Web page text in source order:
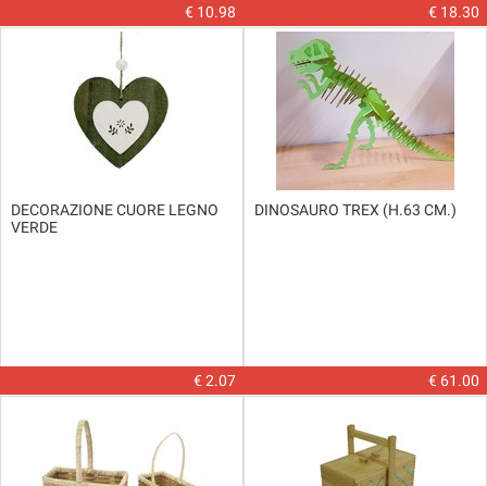
€ 10.98 € 18.30
DECORAZIONE CUORE LEGNO
VERDE
€ 2.07
DINOSAURO TREX (H.63 CM.)
€ 61.00